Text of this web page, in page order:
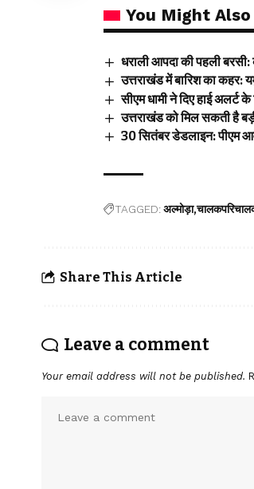
You Might
धराली आपदा की पहली बरसी:
उत्तराखंड में बारिश का कहर:
सीएम धामी ने दिए हाई अलर्ट
उत्तराखंड को मिल सकती है
30 सितंबर डेडलाइन: पीएम
TAGGED:अल्मोड़ा
Share This Article
Leave a comment
Your email address will not be published.